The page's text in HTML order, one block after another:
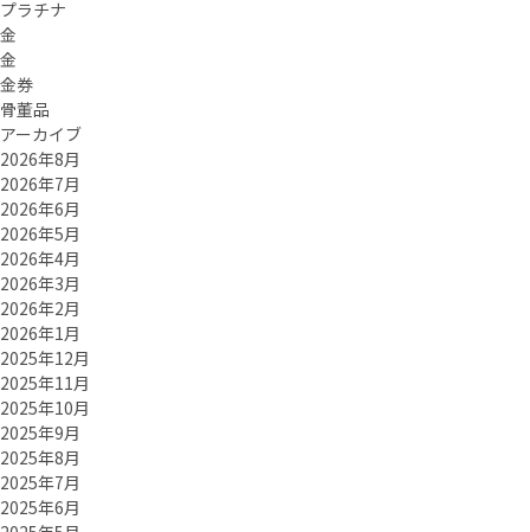
プラチナ
金
金
金券
骨董品
アーカイブ
2026年8月
2026年7月
2026年6月
2026年5月
2026年4月
2026年3月
2026年2月
2026年1月
2025年12月
2025年11月
2025年10月
2025年9月
2025年8月
2025年7月
2025年6月